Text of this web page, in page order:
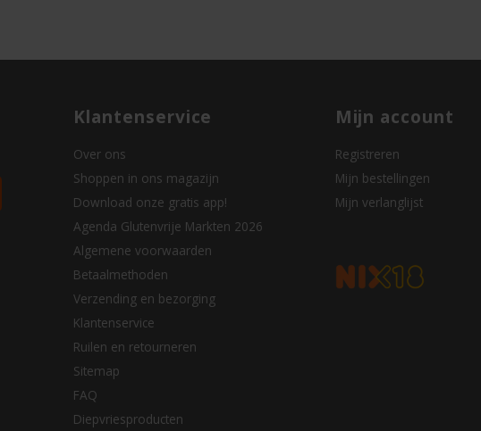
Klantenservice
Over ons
Shoppen in ons magazijn
Download onze gratis app!
Agenda Glutenvrije Markten 2026
Algemene voorwaarden
Betaalmethoden
Verzending en bezorging
Klantenservice
Ruilen en retourneren
Sitemap
FAQ
Diepvriesproducten
Mijn account
Registreren
Mijn bestellingen
Mijn verlanglijst